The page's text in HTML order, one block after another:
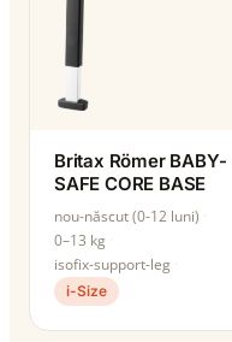
Britax Römer BABY-
SAFE CORE BASE
nou-născut (0-12 luni)
0–13 kg
isofix-support-leg
i-Size